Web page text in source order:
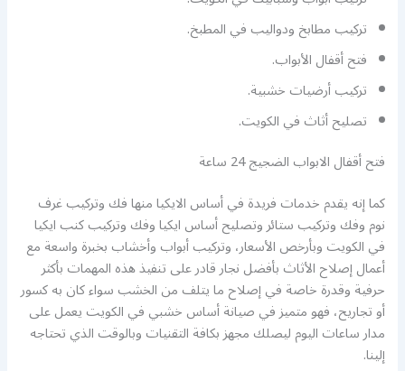
تركيب مطابخ ودواليب في المطبخ.
فتح أقفال الأبواب.
تركيب أرضيات خشبية.
تصليح أثاث في الكويت.
فتح أقفال الابواب الضجيج 24 ساعة
كما إنه يقدم خدمات فريدة في أساس الايكيا منها فك وتركيب غرف
نوم وفك وتركيب ستائر وتصليح أساس ايكيا وفك وتركيب كنب ايكيا
في الكويت وبأرخص الأسعار، وتركيب أبواب وأخشاب بخبرة واسعة مع
أعمال إصلاح الأثاث بأفضل نجار قادر على تنفيذ هذه المهمات بأكثر
حرفية وقدرة خاصة في إصلاح ما يتلف من الخشب سواء كان به كسور
أو تجاريح، فهو متميز في صيانة أساس خشبي في الكويت يعمل على
مدار ساعات اليوم ليصلك مجهز بكافة التقنيات وبالوقت الذي تحتاجه
إلينا.